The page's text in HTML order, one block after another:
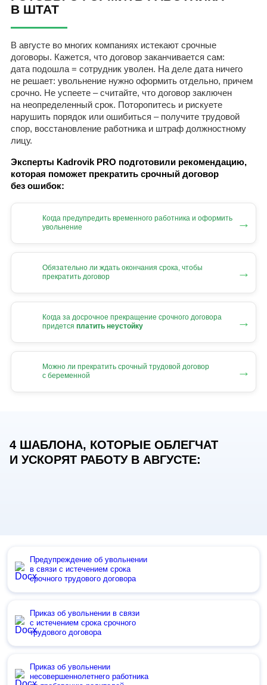
В ШТАТ
В августе во многих компаниях истекают срочные
договоры. Кажется, что договор заканчивается сам:
дата подошла = сотрудник уволен. На деле дата ничего
не решает: увольнение нужно оформить отдельно, причем
срочно. Не успеете – считайте, что договор заключен
на неопределенный срок. Поторопитесь и рискуете
нарушить порядок или ошибиться – получите трудовой
спор, восстановление работника и штраф должностному
лицу.
Эксперты Kadrovik PRO подготовили рекомендацию,
которая поможет прекратить срочный договор
без ошибок:
Когда предупредить временного работника и оформить
увольнение
→
Обязательно ли ждать окончания срока, чтобы
прекратить договор
→
Когда за досрочное прекращение срочного договора
придется платить неустойку →
Можно ли прекратить срочный трудовой договор
с беременной
→
4 ШАБЛОНА, КОТОРЫЕ ОБЛЕГЧАТ
И УСКОРЯТ РАБОТУ В АВГУСТЕ:
Предупреждение об увольнении
в связи с истечением срока
срочного трудового договора
Приказ об увольнении в связи
с истечением срока срочного
трудового договора
Приказ об увольнении
несовершеннолетнего работника